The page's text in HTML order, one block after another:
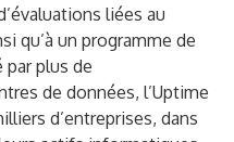
liées au
qu’à un programme de
plus de
de données, l’Uptime
d’entreprises, dans